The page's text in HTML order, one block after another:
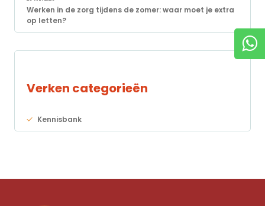
Werken in de zorg tijdens de zomer: waar moet je extra
op letten?
Verken categorieën
Kennisbank